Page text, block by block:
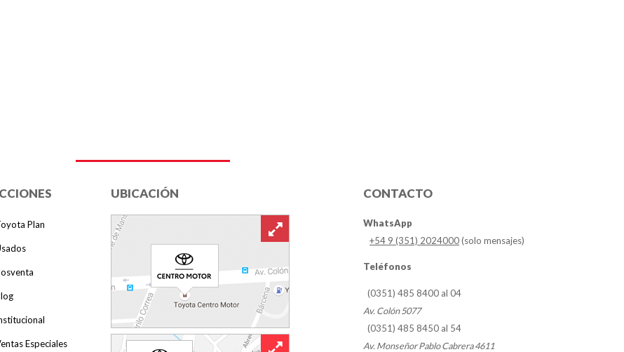
Plan
Especiales
UBICACIÓN CONTACTO
WhatsApp
+54 9 (351) 2024000(solo mensajes)
Teléfonos
(0351) 485 8400 al 04
Av. Colón 5077
(0351) 485 8450 al 54
Av. Monseñor Pablo Cabrera 4611